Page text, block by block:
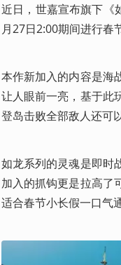
近日，世嘉宣布旗下《
月27日2:00期间进行春
本作新加入的内容是海
让人眼前一亮，基于此
登岛击败全部敌人还可
如龙系列的灵魂是即时
加入的抓钩更是拉高了
适合春节小长假一口气通